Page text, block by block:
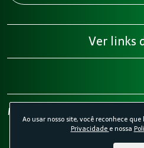
Ver links
Megatrab - Engenharia de
Todos os direitos
Ao usar nosso site, você reconhece
Privacidade e nossa